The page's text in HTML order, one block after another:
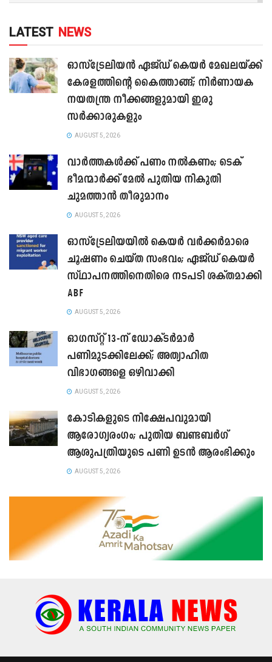
LATEST NEWS
ഓസ്‌ട്രേലിയൻ ഏജ്ഡ് കെയർ മേഖലയ്ക്ക്
കേരളത്തിന്റെ കൈത്താങ്ങ്; നിർണായക
നയതന്ത്ര നീക്കങ്ങളുമായി ഇരു
സർക്കാരുകളും
AUGUST 5, 2026
വാർത്തകൾക്ക് പണം നൽകണം; ടെക്
ഭീമന്മാർക്ക് മേൽ പുതിയ നികുതി
ചുമത്താൻ തീരുമാനം
AUGUST 5, 2026
ഓസ്‌ട്രേലിയയിൽ കെയർ വർക്കർമാരെ
ചൂഷണം ചെയ്ത സംഭവം; ഏജ്ഡ് കെയർ
സ്ഥാപനത്തിനെതിരെ നടപടി ശക്തമാക്കി
ABF
AUGUST 5, 2026
ഓഗസ്റ്റ് 13-ന് ഡോക്ടർമാർ
പണിമുടക്കിലേക്ക്; അത്യാഹിത
വിഭാഗങ്ങളെ ഒഴിവാക്കി
AUGUST 5, 2026
കോടികളുടെ നിക്ഷേപവുമായി
ആരോഗ്യരംഗം; പുതിയ ബണ്ടബർഗ്
ആശുപത്രിയുടെ പണി ഉടൻ ആരംഭിക്കും
AUGUST 5, 2026